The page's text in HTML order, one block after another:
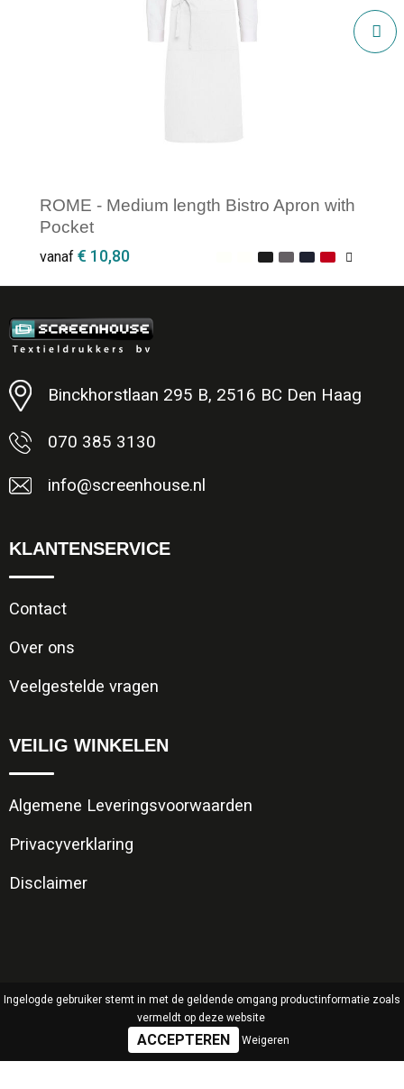
ROME - Medium length Bistro Apron with
Pocket
vanaf € 10,80
Minimale afname: 1
Binckhorstlaan 295 B, 2516 BC Den Haag
070 385 3130
info@screenhouse.nl
KLANTENSERVICE
Contact
Over ons
Veelgestelde vragen
VEILIG WINKELEN
Algemene Leveringsvoorwaarden
Privacyverklaring
Disclaimer
Ingelogde gebruiker stemt in met de geldende omgang productinformatie zoals
vermeldt op deze website
Weigeren